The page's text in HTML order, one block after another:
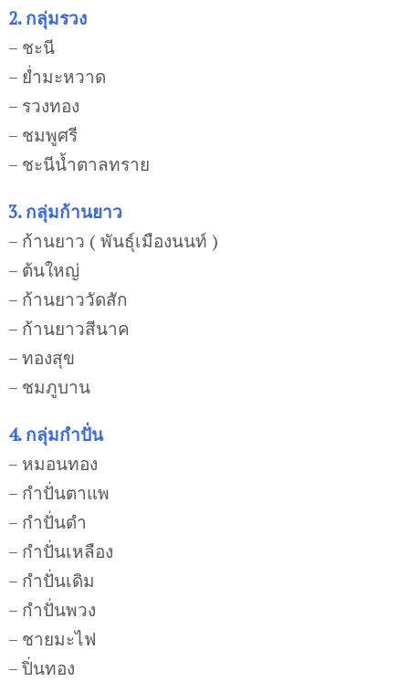
2. กลุ่มรวง
– ชะนี
– ย่ำมะหวาด
– รวงทอง
– ชมพูศรี
– ชะนีน้ำตาลทราย
3. กลุ่มก้านยาว
– ก้านยาว ( พันธุ์เมืองนนท์ )
– ต้นใหญ่
– ก้านยาววัดสัก
– ก้านยาวสีนาค
– ทองสุข
– ชมภูบาน
4. กลุ่มกำปั่น
– หมอนทอง
– กำปั่นตาแพ
– กำปั่นดำ
– กำปั่นเหลือง
– กำปั่นเดิม
– กำปั่นพวง
– ชายมะไฟ
– ปิ่นทอง